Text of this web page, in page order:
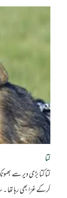
کتا
کتا کتا بڑی دیر سے
کرکے غرّا بھی رہا تھا ۔